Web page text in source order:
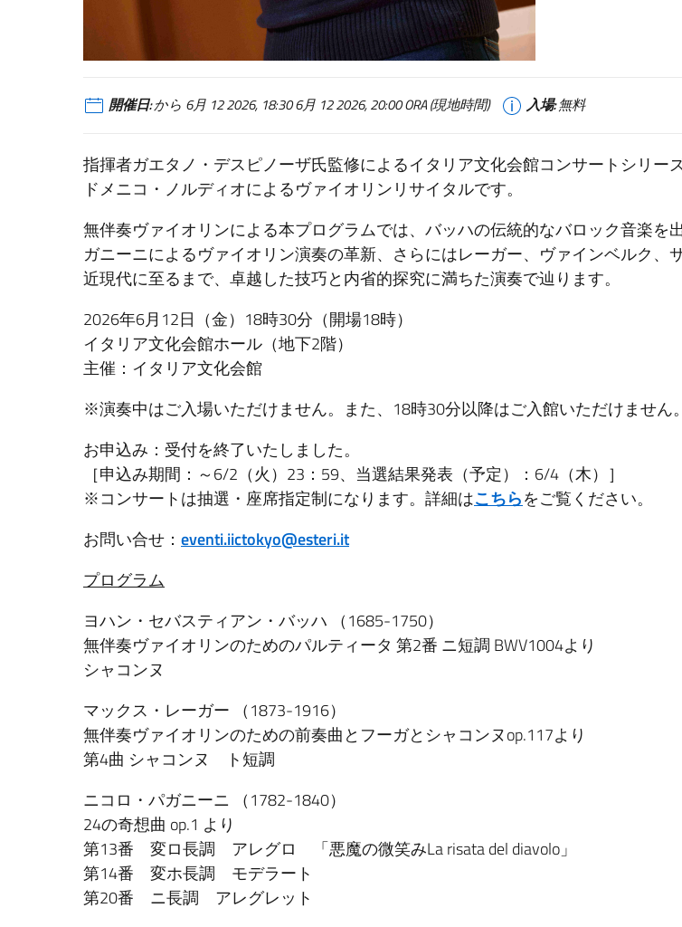
開催日:から 6月 12 2026, 18:30 6月 12 2026, 20:00 ORA (現地時間) 入場:無料
指揮者ガエタノ・デスピノーザ氏監修によるイタリア文化会館コンサートシリーズ
ドメニコ・ノルディオによるヴァイオリンリサイタルです。
無伴奏ヴァイオリンによる本プログラムでは、バッハの伝統的なバロック音楽を
ガニーニによるヴァイオリン演奏の革新、さらにはレーガー、ヴァインベルク、
近現代に至るまで、卓越した技巧と内省的探究に満ちた演奏で辿ります。
2026年6月12日（金）18時30分（開場18時）
イタリア文化会館ホール（地下2階）
主催：イタリア文化会館
※演奏中はご入場いただけません。また、18時30分以降はご入館いただけません。
お申込み：受付を終了いたしました。
［申込み期間：～6/2（火）23：59、当選結果発表（予定）：6/4（木）］
※コンサートは抽選・座席指定制になります。詳細はこちらをご覧ください。
お問い合せ： eventi.iictokyo@esteri.it
プログラム
ヨハン・セバスティアン・バッハ （1685-1750）
無伴奏ヴァイオリンのためのパルティータ 第2番 ニ短調 BWV1004より
シャコンヌ
マックス・レーガー （1873-1916）
無伴奏ヴァイオリンのための前奏曲とフーガとシャコンヌop.117より
第4曲 シャコンヌ ト短調
ニコロ・パガニーニ （1782-1840）
24の奇想曲 op.1 より
第13番 変ロ長調 アレグロ 「悪魔の微笑みLa risata del diavolo」
第14番 変ホ長調 モデラート
第20番 ニ長調 アレグレット